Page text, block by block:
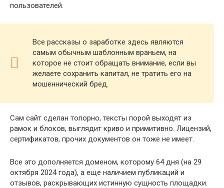
пользователей.
Все рассказы о заработке здесь являются
самым обычным шаблонным враньем, на
которое не стоит обращать внимание, если вы
желаете сохранить капитал, не тратить его на
мошеннический бред.
Сам сайт сделан топорно, тексты порой выходят из
рамок и блоков, выглядит криво и примитивно. Лицензий,
сертификатов, прочих документов он тоже не имеет.
Все это дополняется доменом, которому 64 дня (на 29
октября 2024 года), а еще наличием публикаций и
отзывов, раскрывающих истинную сущность площадки.